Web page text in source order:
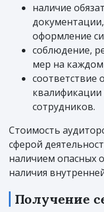
наличие
оформление
соблюдение,
мер на каждом
соответствие
квалификации
сотрудников.
Стоимость
сферой
наличием опасных
наличия
Получение